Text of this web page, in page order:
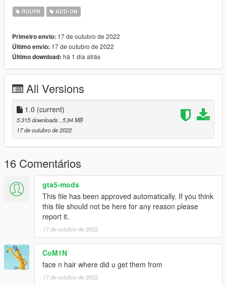
Twitch - https://twitch.tv/almightykato
ROUPA ADD-ON
Primeiro envio: 17 de outubro de 2022
Último envio: 17 de outubro de 2022
Último download: há 1 dia atrás
All Versions
1.0 (current)
5.315 downloads, 5,84 MB
17 de outubro de 2022
16 Comentários
gta5-mods
This file has been approved automatically. If you think
this file should not be here for any reason please
report it.
17 de outubro de 2022
CoM1N
face n hair where did u get them from
17 de outubro de 2022